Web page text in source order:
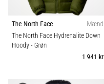
The North Face
Mænd
The North Face Hydrenalite Down
Hoody- Grøn
1 941 kr